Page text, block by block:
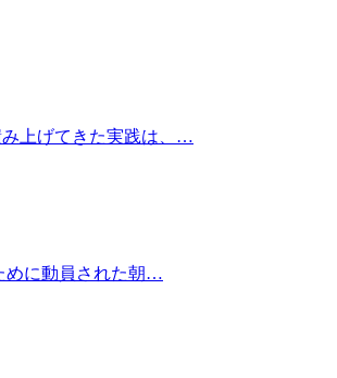
み上げてきた実践は、…
めに動員された朝…